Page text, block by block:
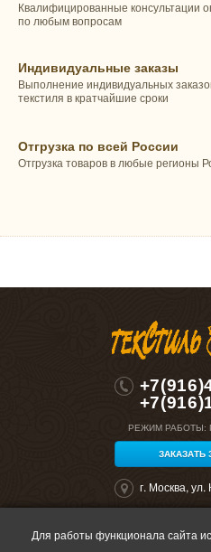
Квалифицированные консультации
по любым вопросам
Индивидуальные заказы
Выполнение индивидуальных
текстиля в кратчайшие сроки
Отгрузка по всей России
Отгрузка товаров в любые регионы
РЕЖИМ РАБОТЫ:
ЗАКАЗАТЬ
г. Москва, ул.
©2026 "Полокрон".
Для работы функционала сайта